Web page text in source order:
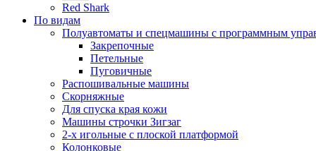
Red Shark
По видам
Полуавтоматы и спецмашины с программным
Закрепочные
Петельные
Пуговичные
Распошивальные машины
Скорняжные
Для спуска края кожи
Машины строчки Зигзаг
2-х игольные с плоской платформой
Колонковые